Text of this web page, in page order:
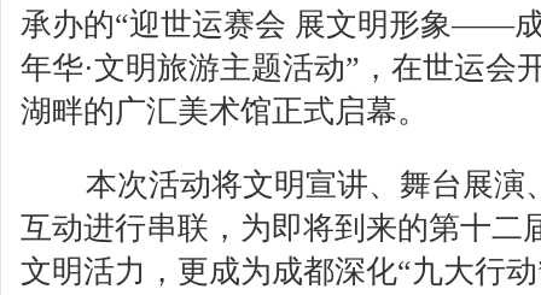
承办的“迎世运赛会 展文明形象——
年华·文明旅游主题活动”，在世运会
湖畔的广汇美术馆正式启幕。
本次活动将文明宣讲、舞台展演
互动进行串联，为即将到来的第十二
文明活力，更成为成都深化“九大行